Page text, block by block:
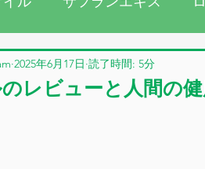
クミンシードオイル
レビューと人間の
2025年6月17日 読了時間: 5分